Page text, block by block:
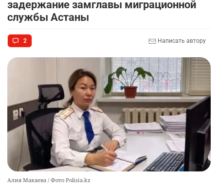
казармы в Конаевском гарнизоне
2343 18
10
🌟 Впервые за 70 лет в Казахстане выпустили
17
задержание замглавы миграционной
службы Астаны
2 Написать автору
Алия Макаева / Фото Polisia.kz